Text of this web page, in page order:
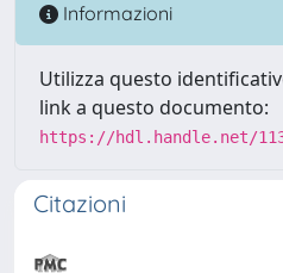
Informazioni
Utilizza questo
link a questo documento:
https://hdl.handle.net/
Citazioni